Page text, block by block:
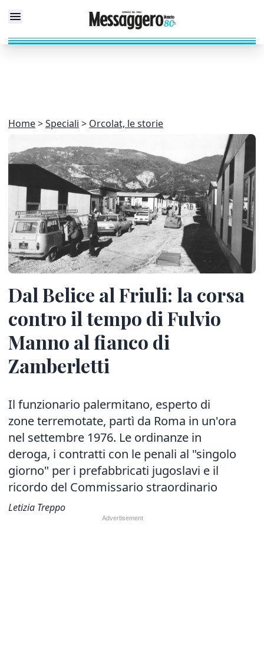
Home Speciali Orcolat, le storie
Dal Belice al Friuli: la corsa
contro il tempo di Fulvio
Manno al fianco di
Zamberletti
Il funzionario palermitano, esperto di
zone terremotate, partì da Roma in un'ora
nel settembre 1976. Le ordinanze in
deroga, i contratti con le penali al "singolo
giorno" per i prefabbricati jugoslavi e il
ricordo del Commissario straordinario
Letizia Treppo